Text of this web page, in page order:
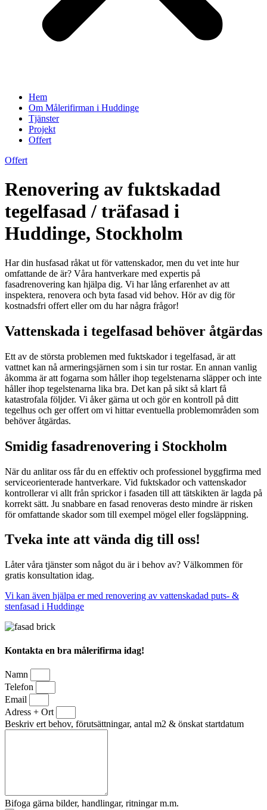
Hem
Om Målerifirman i Huddinge
Tjänster
Projekt
Offert
Offert
Renovering av fuktskadad
tegelfasad / träfasad i
Huddinge, Stockholm
Har din husfasad råkat ut för vattenskador, men du vet inte hur
omfattande de är? Våra hantverkare med expertis på
fasadrenovering kan hjälpa dig. Vi har lång erfarenhet av att
inspektera, renovera och byta fasad vid behov. Hör av dig för
kostnadsfri offert eller om du har några frågor!
Vattenskada i tegelfasad behöver åtgärdas
Ett av de största problemen med fuktskador i tegelfasad, är att
vattnet kan nå armeringsjärnen som i sin tur rostar. En annan vanlig
åkomma är att fogarna som håller ihop tegelstenarna släpper och inte
håller ihop tegelstenarna lika bra. Det kan på sikt så klart få
katastrofala följder. Vi åker gärna ut och gör en kontroll på ditt
tegelhus och ger offert om vi hittar eventuella problemområden som
behöver åtgärdas.
Smidig fasadrenovering i Stockholm
När du anlitar oss får du en effektiv och professionel byggfirma med
serviceorienterade hantverkare. Vid fuktskador och vattenskador
kontrollerar vi allt från sprickor i fasaden till att tätskikten är lagda på
korrekt sätt. Ju snabbare en fasad renoveras desto mindre är risken
för omfattande skador som till exempel mögel eller fogsläppning.
Tveka inte att vända dig till oss!
Låter våra tjänster som något du är i behov av? Välkommen för
gratis konsultation idag.
Vi kan även hjälpa er med renovering av vattenskadad puts- &
stenfasad i Huddinge
Kontakta en bra målerifirma idag!
Namn
Telefon
Email
Adress + Ort
Beskriv ert behov, förutsättningar, antal m2 & önskat startdatum
Bifoga gärna bilder, handlingar, ritningar m.m.